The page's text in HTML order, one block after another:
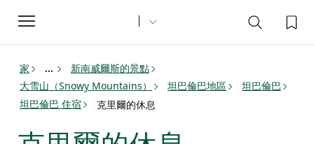
Toggle
navigation
家 ...
新南威爾斯的景點
大雪山（Snowy Mountains）
坦巴倫巴地區
坦巴倫巴
坦巴倫巴 住宿
克里爾的休息